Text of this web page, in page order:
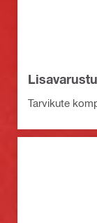
Tarvikute